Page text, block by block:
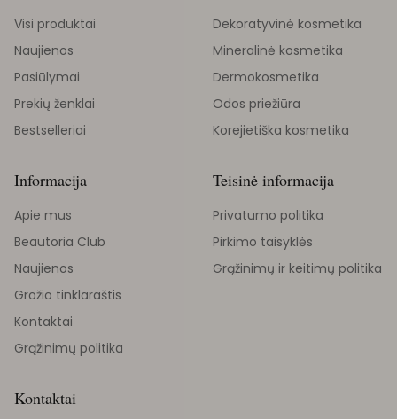
Visi produktai
Naujienos
Pasiūlymai
Prekių ženklai
Bestselleriai
Dekoratyvinė kosmetika
Mineralinė kosmetika
Dermokosmetika
Odos priežiūra
Korejietiška kosmetika
Informacija
Apie mus
Beautoria Club
Naujienos
Grožio tinklaraštis
Kontaktai
Grąžinimų politika
Teisinė informacija
Privatumo politika
Pirkimo taisyklės
Grąžinimų ir keitimų politika
Kontaktai